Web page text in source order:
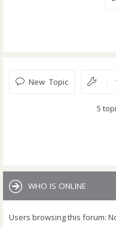
New Topic
5
WHO IS ONLINE
Users browsing this forum: